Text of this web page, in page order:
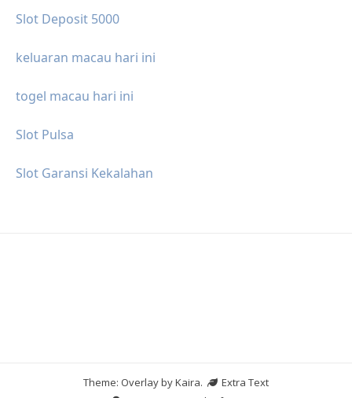
Slot Deposit 5000
keluaran macau hari ini
togel macau hari ini
Slot Pulsa
Slot Garansi Kekalahan
Theme: Overlay byKaira.
Extra Text